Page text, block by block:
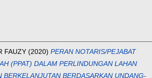
FAUZY (2020) PERAN NOTARIS/PEJABAT
(PPAT) DALAM PERLINDUNGAN LAHAN
BERKELANJUTAN BERDASARKAN UNDANG-